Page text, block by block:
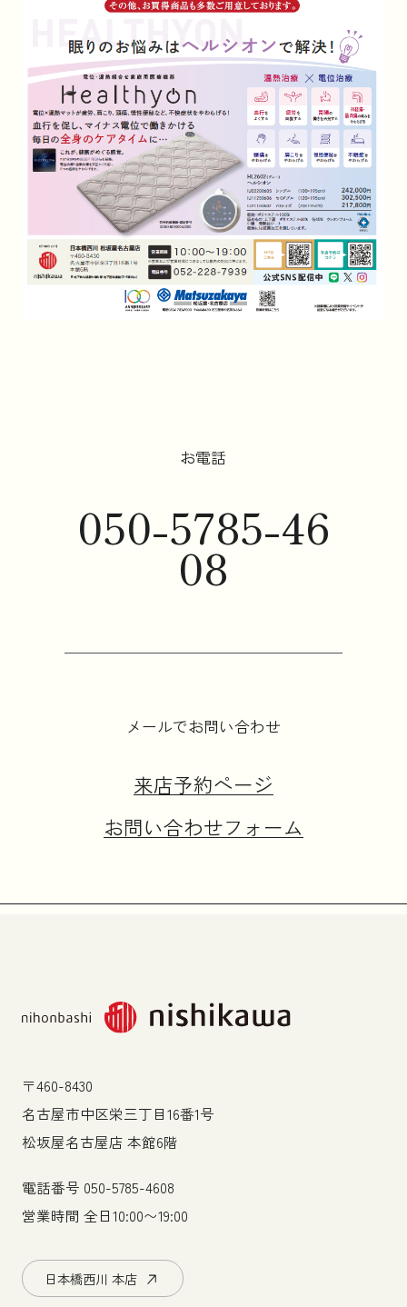
お電話
050-5785-46
08
メールでお問い合わせ
来店予約ページ
お問い合わせフォーム
〒460-8430
名古屋市中区栄三丁目16番1号
松坂屋名古屋店 本館6階
電話番号 050-5785-4608
営業時間 全日10:00〜19:00
日本橋西川 本店